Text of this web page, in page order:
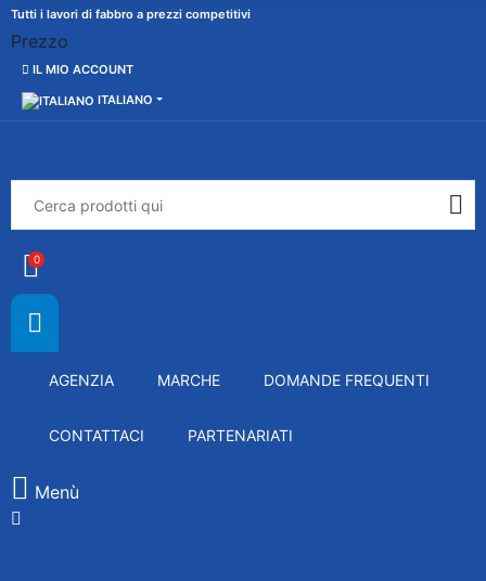
Tutti i lavori di fabbro a prezzi competitivi
Prezzo
IL MIO ACCOUNT
ITALIANO
0
AGENZIA MARCHE DOMANDE FREQUENTI
CONTATTACI PARTENARIATI
Menù